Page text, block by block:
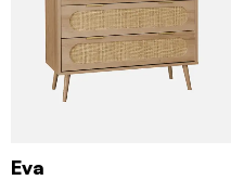
Eva